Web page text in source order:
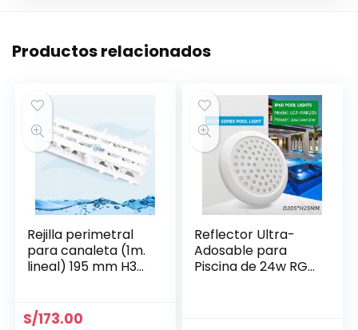
Productos relacionados
Rejilla perimetral
para canaleta (1m.
lineal) 195 mm H35
S/173.00
Reflector Ultra-
Adosable para
Piscina de 24w RGB